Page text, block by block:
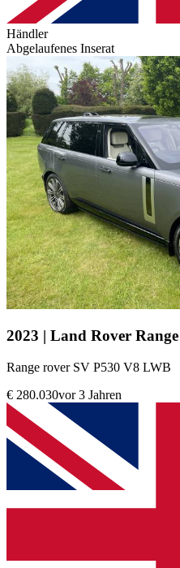
Händler
Abgelaufenes Inserat
2023 | Land Rover
Range rover SV P530 V8 LWB
€ 280.030vor 3 Jahren